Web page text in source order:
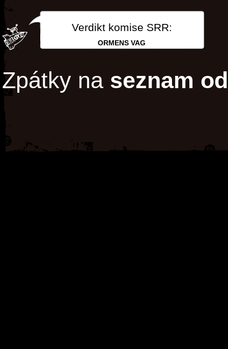
Verdikt komise SRR:
ORMENS VAG
Zpátky na seznam